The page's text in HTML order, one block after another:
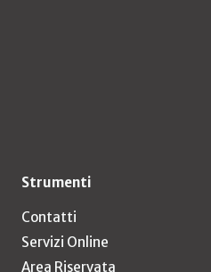
Strumenti
Contatti
Servizi Online
Area Riservata